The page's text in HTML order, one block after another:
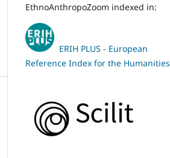
EthnoAnthropoZoom indexed in:
ERIH PLUS - European
Reference Index for the Humanities